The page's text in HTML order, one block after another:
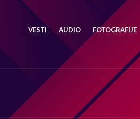
VESTI AUDIO FOTOGRAFIJE